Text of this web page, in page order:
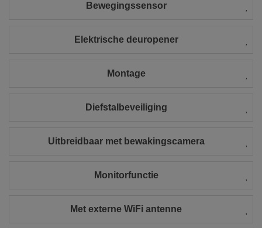
Bewegingssensor
Elektrische deuropener
Montage
Diefstalbeveiliging
Uitbreidbaar met bewakingscamera
Monitorfunctie
Met externe WiFi antenne